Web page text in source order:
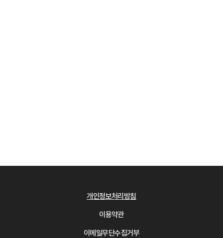
개인정보처리방침
이용약관
이메일무단수집거부